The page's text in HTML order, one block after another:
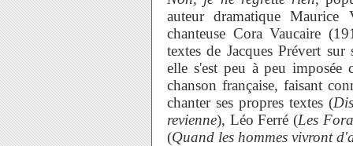
auteur dramatique
chanteuse Cora Vaucaire
textes de Jacques Prévert sur
elle s'est peu à peu imposée
chanson française, faisant
chanter ses propres textes (
revienne), Léo Ferré (Les
(Quand les hommes vivront